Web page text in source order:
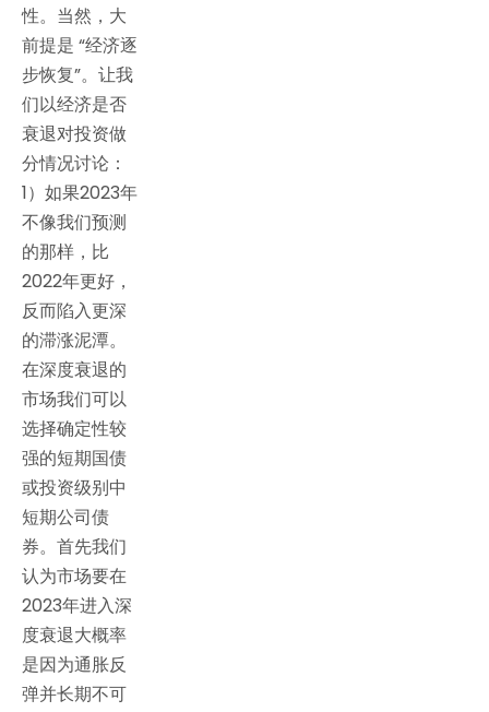
性。当然，大
前提是 “经济逐
步恢复”。让我
们以经济是否
衰退对投资做
分情况讨论：
1）如果2023年
不像我们预测
的那样，比
2022年更好，
反而陷入更深
的滞涨泥潭。
在深度衰退的
市场我们可以
选择确定性较
强的短期国债
或投资级别中
短期公司债
券。首先我们
认为市场要在
2023年进入深
度衰退大概率
是因为通胀反
弹并长期不可